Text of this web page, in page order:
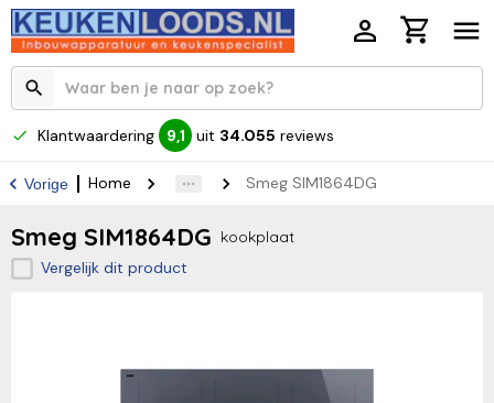
Klantwaardering 9,1 uit 34.055 reviews
Vorige Home Smeg SIM1864DG
Smeg SIM1864DG kookplaat
Vergelijk dit product